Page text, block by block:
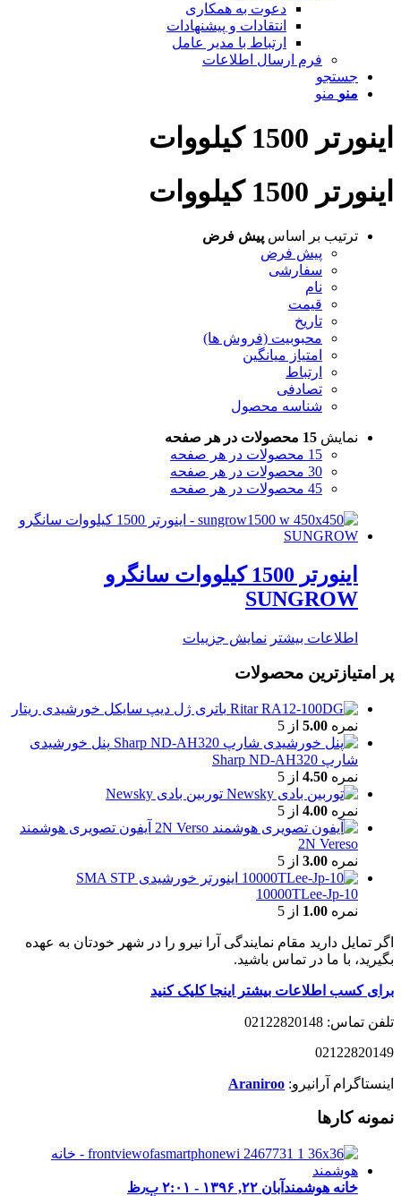
دعوت به همکاری
انتقادات و پیشنهادات
ارتباط با مدیر عامل
فرم ارسال اطلاعات
جستجو
منو منو
اینورتر 1500 کیلووات
اینورتر 1500 کیلووات
ترتیب بر اساس پیش فرض
پیش فرض
سفارشی
نام
قیمت
تاریخ
محبوبیت (فروش ها)
امتیاز میانگین
ارتباط
تصادفی
شناسه محصول
نمایش 15 محصولات در هر صفحه
15 محصولات در هر صفحه
30 محصولات در هر صفحه
45 محصولات در هر صفحه
اینورتر 1500 کیلووات سانگرو
SUNGROW
اطلاعات بیشتر نمایش جزییات
پر امتیازترین محصولات
باتری ژل دیپ سایکل خورشیدی ریتار
نمره 5.00 از 5
پنل خورشیدی
شارپ Sharp ND-AH320
نمره 4.50 از 5
توربین بادی Newsky
نمره 4.00 از 5
آیفون تصویری هوشمند
2N Vereso
نمره 3.00 از 5
اینورتر خورشیدی SMA STP
10000TLee-Jp-10
نمره 1.00 از 5
اگر تمایل دارید مقام نمایندگی آرا نیرو را در شهر خودتان به عهده
بگیرید، با ما در تماس باشید.
برای کسب اطلاعات بیشتر اینجا کلیک کنید
تلفن تماس: 02122820148
02122820149
اینستاگرام آرانیرو: Araniroo
نمونه کارها
خانه هوشمند آبان ۲۲, ۱۳۹۶ - ۲:۰۱ ب٫ظ